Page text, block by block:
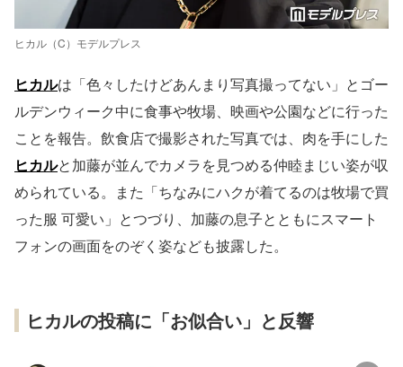
ヒカル（C）モデルプレス
ヒカルは「色々したけどあんまり写真撮ってない」とゴー
ルデンウィーク中に食事や牧場、映画や公園などに行った
ことを報告。飲食店で撮影された写真では、肉を手にした
ヒカルと加藤が並んでカメラを見つめる仲睦まじい姿が収
められている。また「ちなみにハクが着てるのは牧場で買
った服 可愛い」とつづり、加藤の息子とともにスマート
フォンの画面をのぞく姿なども披露した。
ヒカルの投稿に「お似合い」と反響